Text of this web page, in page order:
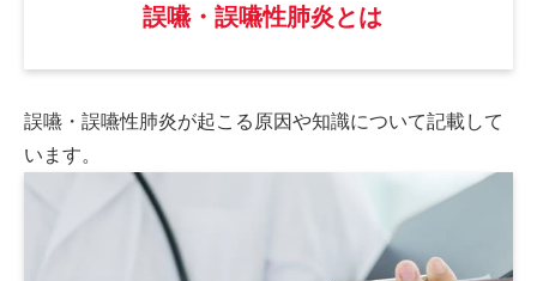
誤嚥・誤嚥性肺炎とは
誤嚥・誤嚥性肺炎が起こる原因や知識について記載して
います。